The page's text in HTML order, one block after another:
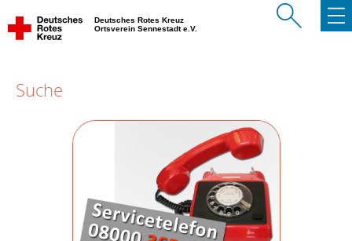
Deutsches Rotes Kreuz
Ortsverein Sennestadt e.V.
Suche